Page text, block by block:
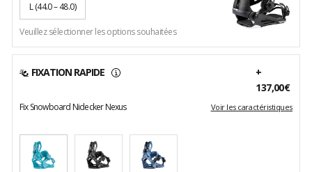
L(44.0 – 48.0)
Veuillez sélectionner les options souhaitées
FIXATION RAPIDE
+
137,00€
Fix Snowboard Nidecker Nexus Voir les caractéristiques